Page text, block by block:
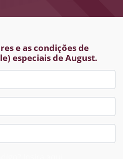
e as condições de
especiais de August.